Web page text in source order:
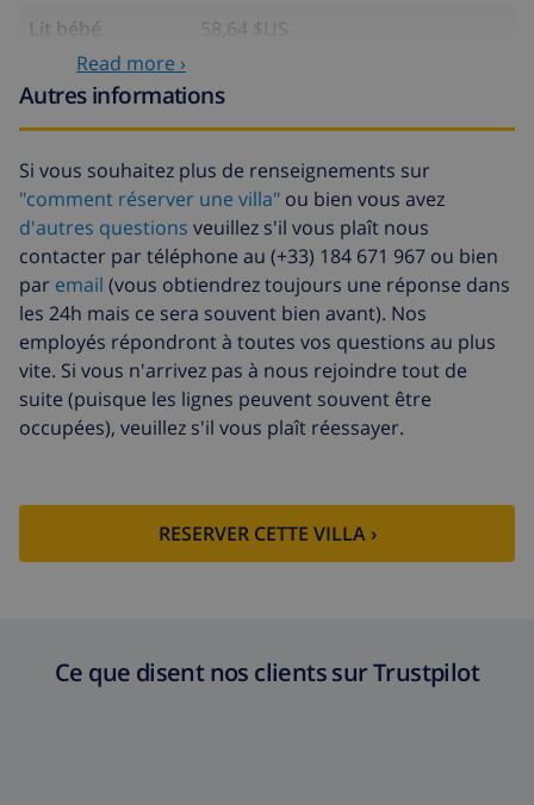
Lit bébé
58,64 $US
Draps
supplémentaires
Serviettes
supplémentaires
8,80 $US par personne
Départ tardif
113,75 $US
Nettoyage
supplémentaire
basée sur consommation
énergétique (52,77 $US/HOUR)
Fonds
d'annulation:
4.80% du montant total
Read more ›
Autres informations
Si vous souhaitez plus de renseignements sur
"comment réserver une villa" ou bien vous avez
d'autres questions veuillez s'il vous plaît nous
contacter par téléphone au (+33) 184 671 967 ou bien
par email (vous obtiendrez toujours une réponse dans
les 24h mais ce sera souvent bien avant). Nos
employés répondront à toutes vos questions au plus
vite. Si vous n'arrivez pas à nous rejoindre tout de
suite (puisque les lignes peuvent souvent être
occupées), veuillez s'il vous plaît réessayer.
RESERVER CETTE VILLA ›
Ce que disent nos clients sur Trustpilot